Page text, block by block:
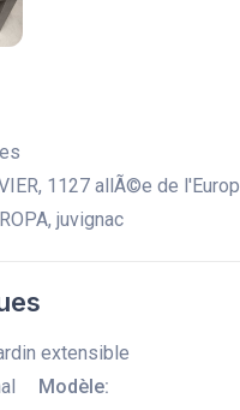
1127 allÃ©e de
juvignac
extensible
Modèle: